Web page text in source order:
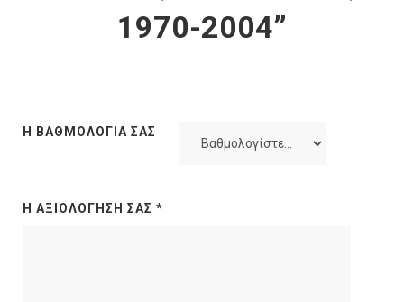
1970-2004”
Η ΒΑΘΜΟΛΟΓΊΑ ΣΑΣ
Η ΑΞΙΟΛΌΓΗΣΉ ΣΑΣ *